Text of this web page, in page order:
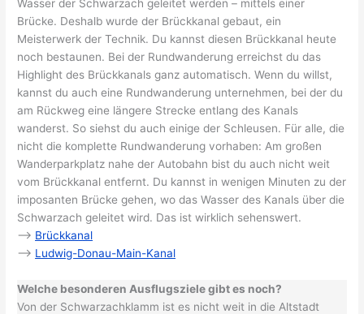
Wasser der Schwarzach geleitet werden – mittels einer
Brücke. Deshalb wurde der Brückkanal gebaut, ein
Meisterwerk der Technik. Du kannst diesen Brückkanal heute
noch bestaunen. Bei der Rundwanderung erreichst du das
Highlight des Brückkanals ganz automatisch. Wenn du willst,
kannst du auch eine Rundwanderung unternehmen, bei der du
am Rückweg eine längere Strecke entlang des Kanals
wanderst. So siehst du auch einige der Schleusen. Für alle, die
nicht die komplette Rundwanderung vorhaben: Am großen
Wanderparkplatz nahe der Autobahn bist du auch nicht weit
vom Brückkanal entfernt. Du kannst in wenigen Minuten zu der
imposanten Brücke gehen, wo das Wasser des Kanals über die
Schwarzach geleitet wird. Das ist wirklich sehenswert.
–> Brückkanal
–> Ludwig-Donau-Main-Kanal
Welche besonderen Ausflugsziele gibt es noch?
Von der Schwarzachklamm ist es nicht weit in die Altstadt